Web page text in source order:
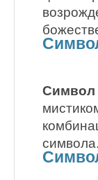
Символ
символа.